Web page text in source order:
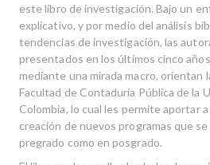
este libro de investigación. Bajo un
explicativo, y por medio del análisis
tendencias de investigación, las
presentados en los últimos cinco
mediante una mirada macro, orientan
Facultad de Contaduría Pública de la
Colombia, lo cual les permite aportar
creación de nuevos programas que
pregrado como en posgrado.